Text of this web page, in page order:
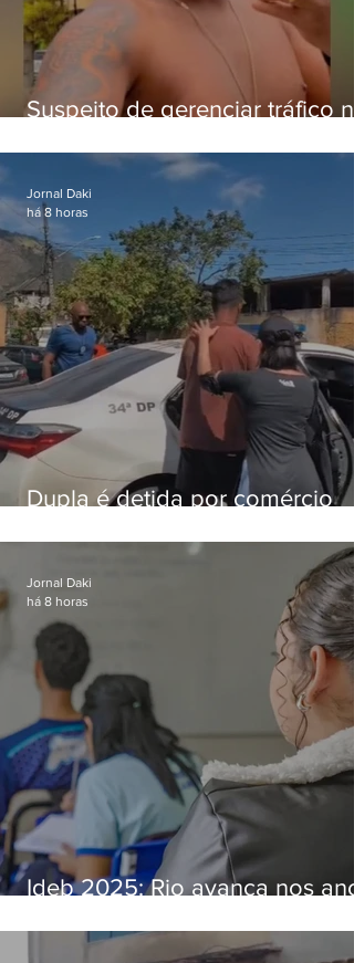
Suspeito de gerenciar tráfico na
foragido
Dupla é detida por comércio
Bangu
Jornal Daki
há 8 horas
Ideb 2025: Rio avança nos
nacional
Jornal Daki
há 8 horas